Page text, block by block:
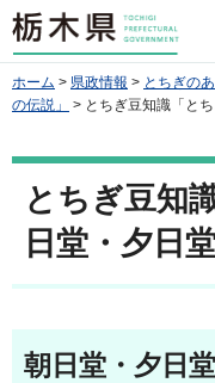
栃木県
ホーム > 県政情報 > とちぎの
の伝説」
> とちぎ豆知識「と
とちぎ豆知
日堂・夕日
朝日堂・夕日